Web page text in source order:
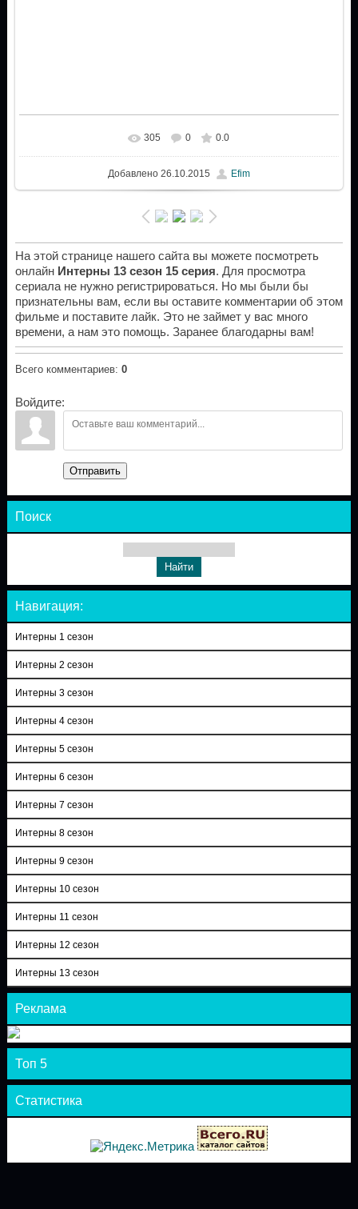
305 0 0.0
Добавлено26.10.2015 Efim
На этой странице нашего сайта вы можете посмотреть
онлайн Интерны 13 сезон 15 серия. Для просмотра
сериала не нужно регистрироваться. Но мы были бы
признательны вам, если вы оставите комментарии об этом
фильме и поставите лайк. Это не займет у вас много
времени, а нам это помощь. Заранее благодарны вам!
Всего комментариев: 0
Войдите:
Отправить
Поиск
Навигация:
Интерны 1 сезон
Интерны 2 сезон
Интерны 3 сезон
Интерны 4 сезон
Интерны 5 сезон
Интерны 6 сезон
Интерны 7 сезон
Интерны 8 сезон
Интерны 9 сезон
Интерны 10 сезон
Интерны 11 сезон
Интерны 12 сезон
Интерны 13 сезон
Реклама
Топ 5
Статистика